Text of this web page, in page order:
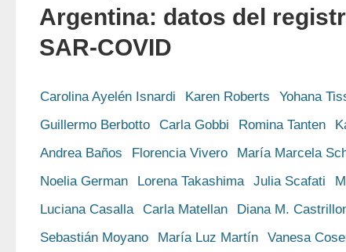
Argentina: datos del
SAR-COVID
Carolina Ayelén Isnardi Karen Roberts Yohana
Guillermo Berbotto
Carla Gobbi Romina Tanten
Andrea Baños
Florencia Vivero María Marcela
Noelia German
Lorena Takashima Julia Scafati
Luciana Casalla
Carla Matellan Diana M.
Sebastián Moyano
María Luz Martín Vanesa